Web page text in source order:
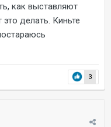
как выставляют
делать. Киньте
3